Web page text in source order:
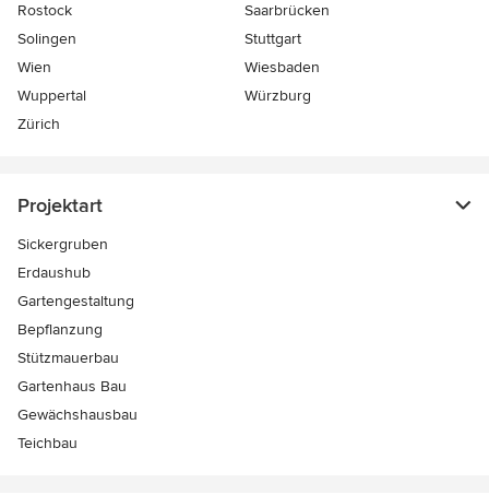
Rostock
Saarbrücken
Solingen
Stuttgart
Wien
Wiesbaden
Wuppertal
Würzburg
Zürich
Projektart
Sickergruben
Erdaushub
Gartengestaltung
Bepflanzung
Stützmauerbau
Gartenhaus Bau
Gewächshausbau
Teichbau